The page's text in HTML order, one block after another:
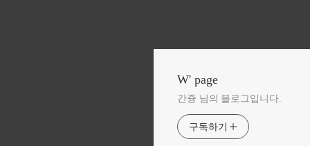
W' page
간즁 님의 블로그입니다.
구독하기